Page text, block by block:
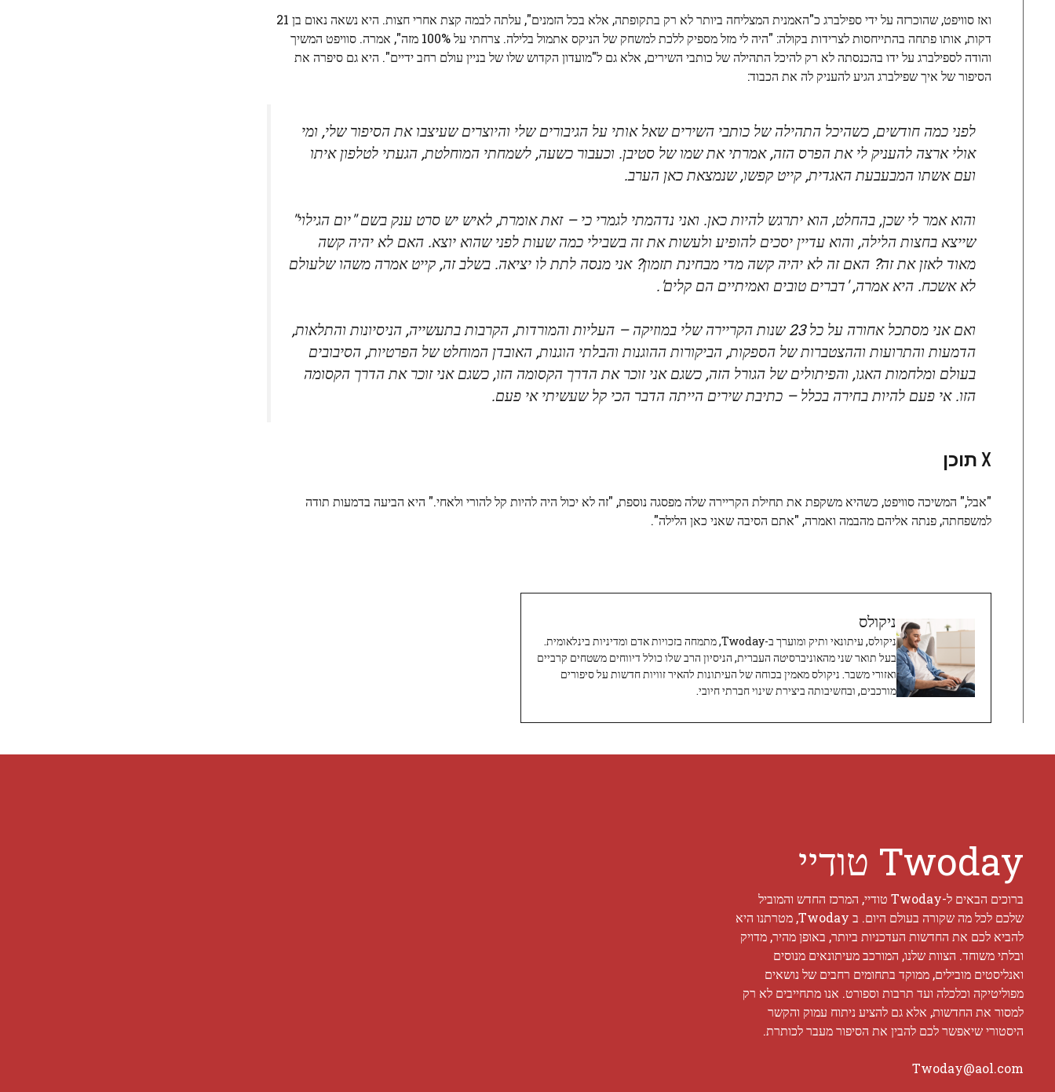
ואז סוויפט, שהוכרזה על ידי ספילברג כ"האמנית המצליחה ביותר לא רק בתקופתה, אלא בכל הזמנים", עלתה לבמה קצת אחרי חצות. היא נשאה נאום בן 21
דקות, אותו פתחה בהתייחסות לצרידות בקולה: "היה לי מזל מספיק ללכת למשחק של הניקס אתמול בלילה. צרחתי על 100% מזה", אמרה. סוויפט המשיך
והודה לספילברג על ידו בהכנסתה לא רק להיכל התהילה של כותבי השירים, אלא גם ל"מועדון הקדוש שלו של בניין עולם רחב ידיים". היא גם סיפרה את
הסיפור של איך שפילברג הגיע להעניק לה את הכבוד:
לפני כמה חודשים, כשהיכל התהילה של כותבי השירים שאל אותי על הגיבורים שלי והיוצרים שעיצבו את הסיפור שלי, ומי
אולי ארצה להעניק לי את הפרס הזה, אמרתי את שמו של סטיבן. וכעבור כשעה, לשמחתי המוחלטת, הגעתי לטלפון איתו
ועם אשתו המבעבעת האגדית, קייט קפשו, שנמצאת כאן הערב.
והוא אמר לי שכן, בהחלט, הוא יתרגש להיות כאן. ואני נדהמתי לגמרי כי – זאת אומרת, לאיש יש סרט ענק בשם "יום הגילוי"
שייצא בחצות הלילה, והוא עדיין יסכים להופיע ולעשות את זה בשבילי כמה שעות לפני שהוא יוצא. האם לא יהיה קשה
מאוד לאזן את זה? האם זה לא יהיה קשה מדי מבחינת תזמון? אני מנסה לתת לו יציאה. בשלב זה, קייט אמרה משהו שלעולם
לא אשכח. היא אמרה, 'דברים טובים ואמיתיים הם קלים'.
ואם אני מסתכל אחורה על כל 23 שנות הקריירה שלי במוזיקה – העליות והמורדות, הקרבות בתעשייה, הניסיונות והתלאות,
הדמעות והתרועות וההצטברות של הספקות, הביקורות ההוגנות והבלתי הוגנות, האובדן המוחלט של הפרטיות, הסיבובים
בעולם ומלחמות האגו, והפיתולים של הגורל הזה, כשגם אני זוכר את הדרך הקסומה הזו, כשגם אני זוכר את הדרך הקסומה
הזו. אי פעם להיות בחירה בכלל – כתיבת שירים הייתה הדבר הכי קל שעשיתי אי פעם.
X תוכן
"אבל," המשיכה סוויפט, כשהיא משקפת את תחילת הקריירה שלה מפסגה נוספת, "זה לא יכול היה להיות קל להורי ולאחי." היא הביעה בדמעות תודה
למשפחתה, פנתה אליהם מהבמה ואמרה, "אתם הסיבה שאני כאן הלילה".
ניקולס
ניקולס, עיתונאי ותיק ומוערך ב-Twoday, מתמחה בזכויות אדם ומדיניות בינלאומית.
בעל תואר שני מהאוניברסיטה העברית, הניסיון הרב שלו כולל דיווחים משטחים קרביים
ואזורי משבר. ניקולס מאמין בכוחה של העיתונות להאיר זוויות חדשות על סיפורים
מורכבים, ובחשיבותה ביצירת שינוי חברתי חיובי.
Twoday טודיי
ברוכים הבאים ל-Twoday טודיי, המרכז החדש והמוביל
שלכם לכל מה שקורה בעולם היום. ב Twoday, מטרתנו היא
להביא לכם את החדשות העדכניות ביותר, באופן מהיר, מדויק
ובלתי משוחד. הצוות שלנו, המורכב מעיתונאים מנוסים
ואנליסטים מובילים, ממוקד בתחומים רחבים של נושאים
מפוליטיקה וכלכלה ועד תרבות וספורט. אנו מתחייבים לא רק
למסור את החדשות, אלא גם להציע ניתוח עמוק והקשר
היסטורי שיאפשר לכם להבין את הסיפור מעבר לכותרת.
Twoday@aol.com